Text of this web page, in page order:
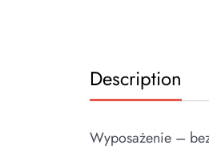
Description
Wyposażenie –